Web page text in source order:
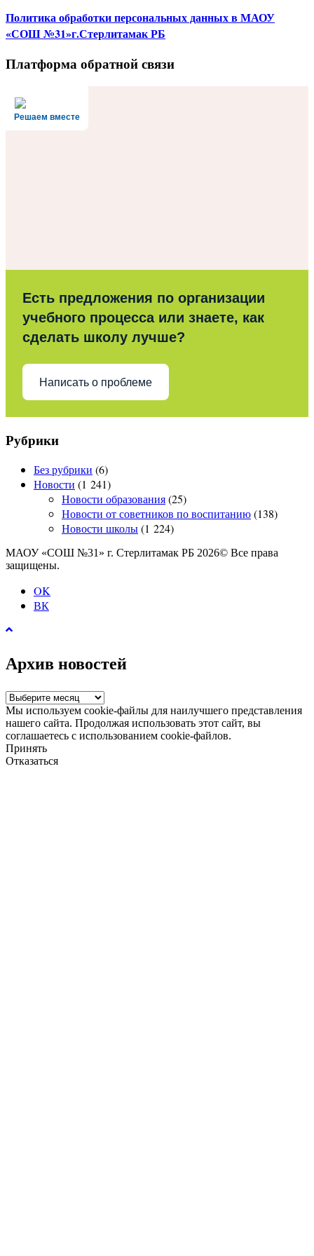
Политика обработки персональных данныхв МАОУ
«СОШ №31»г.Стерлитамак РБ
Платформа обратной связи
Решаем вместе
Есть предложения по организации
учебного процесса или знаете, как
сделать школу лучше?
Написать о проблеме
Рубрики
Без рубрики (6)
Новости (1 241)
Новости образования(25)
Новости от советников по воспитанию(138)
Новости школы(1 224)
МАОУ «СОШ №31» г. Стерлитамак РБ 2026© Все права
защищены.
OK
ВК
Архив новостей
Архив
новостей
Мы используем cookie-файлы для наилучшего представления
нашего сайта. Продолжая использовать этот сайт, вы
соглашаетесь с использованием cookie-файлов.
Принять
Отказаться